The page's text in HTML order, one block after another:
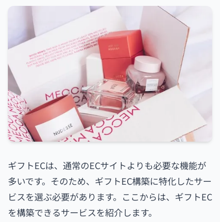
ギフトECは、通常のECサイトよりも必要な機能が
多いです。そのため、ギフトEC構築に特化したサー
ビスを選ぶ必要があります。ここからは、ギフトEC
を構築できるサービスを紹介します。